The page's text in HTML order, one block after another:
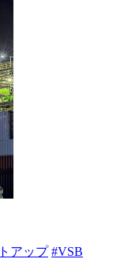
アップ #VSB